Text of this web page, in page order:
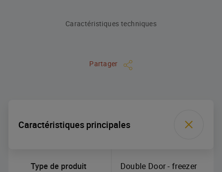
Caractéristiques techniques
Partager
Caractéristiques principales
Type de produit
Double Door - freezer